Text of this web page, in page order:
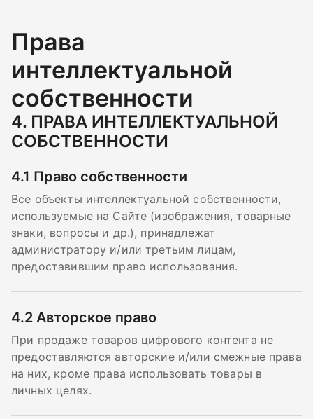
Права
интеллектуальной
собственности
4. ПРАВА ИНТЕЛЛЕКТУАЛЬНОЙ
СОБСТВЕННОСТИ
4.1 Право собственности
Все объекты интеллектуальной собственности,
используемые на Сайте (изображения, товарные
знаки, вопросы и др.), принадлежат
администратору и/или третьим лицам,
предоставившим право использования.
4.2 Авторское право
При продаже товаров цифрового контента не
предоставляются авторские и/или смежные права
на них, кроме права использовать товары в
личных целях.